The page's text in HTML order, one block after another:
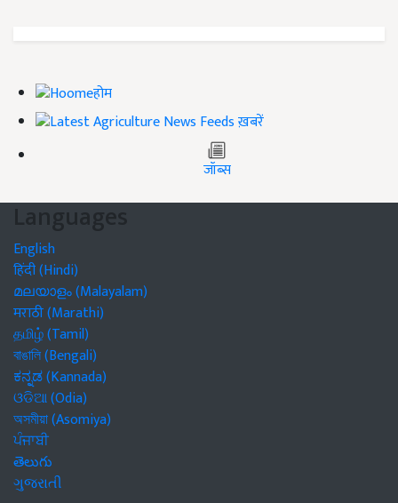
होम
ख़बरें
जॉब्स
Languages
English
हिंदी (Hindi)
മലയാളം (Malayalam)
मराठी (Marathi)
தமிழ் (Tamil)
বাঙালি (Bengali)
ಕನ್ನಡ (Kannada)
ଓଡିଆ (Odia)
অসমীয়া (Asomiya)
ਪੰਜਾਬੀ
తెలుగు
ગુજરાતી